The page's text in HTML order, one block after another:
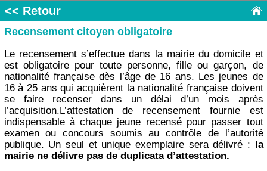
<< Retour
Recensement citoyen obligatoire
Le recensement s’effectue dans la mairie du domicile et
est obligatoire pour toute personne, fille ou garçon, de
nationalité française dès l’âge de 16 ans. Les jeunes de
16 à 25 ans qui acquièrent la nationalité française doivent
se faire recenser dans un délai d’un mois après
l’acquisition.L’attestation de recensement fournie est
indispensable à chaque jeune recensé pour passer tout
examen ou concours soumis au contrôle de l’autorité
publique. Un seul et unique exemplaire sera délivré :
la
mairie ne délivre pas de duplicata d’attestation.